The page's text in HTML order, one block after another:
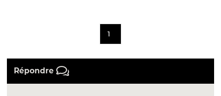
1
Répondre